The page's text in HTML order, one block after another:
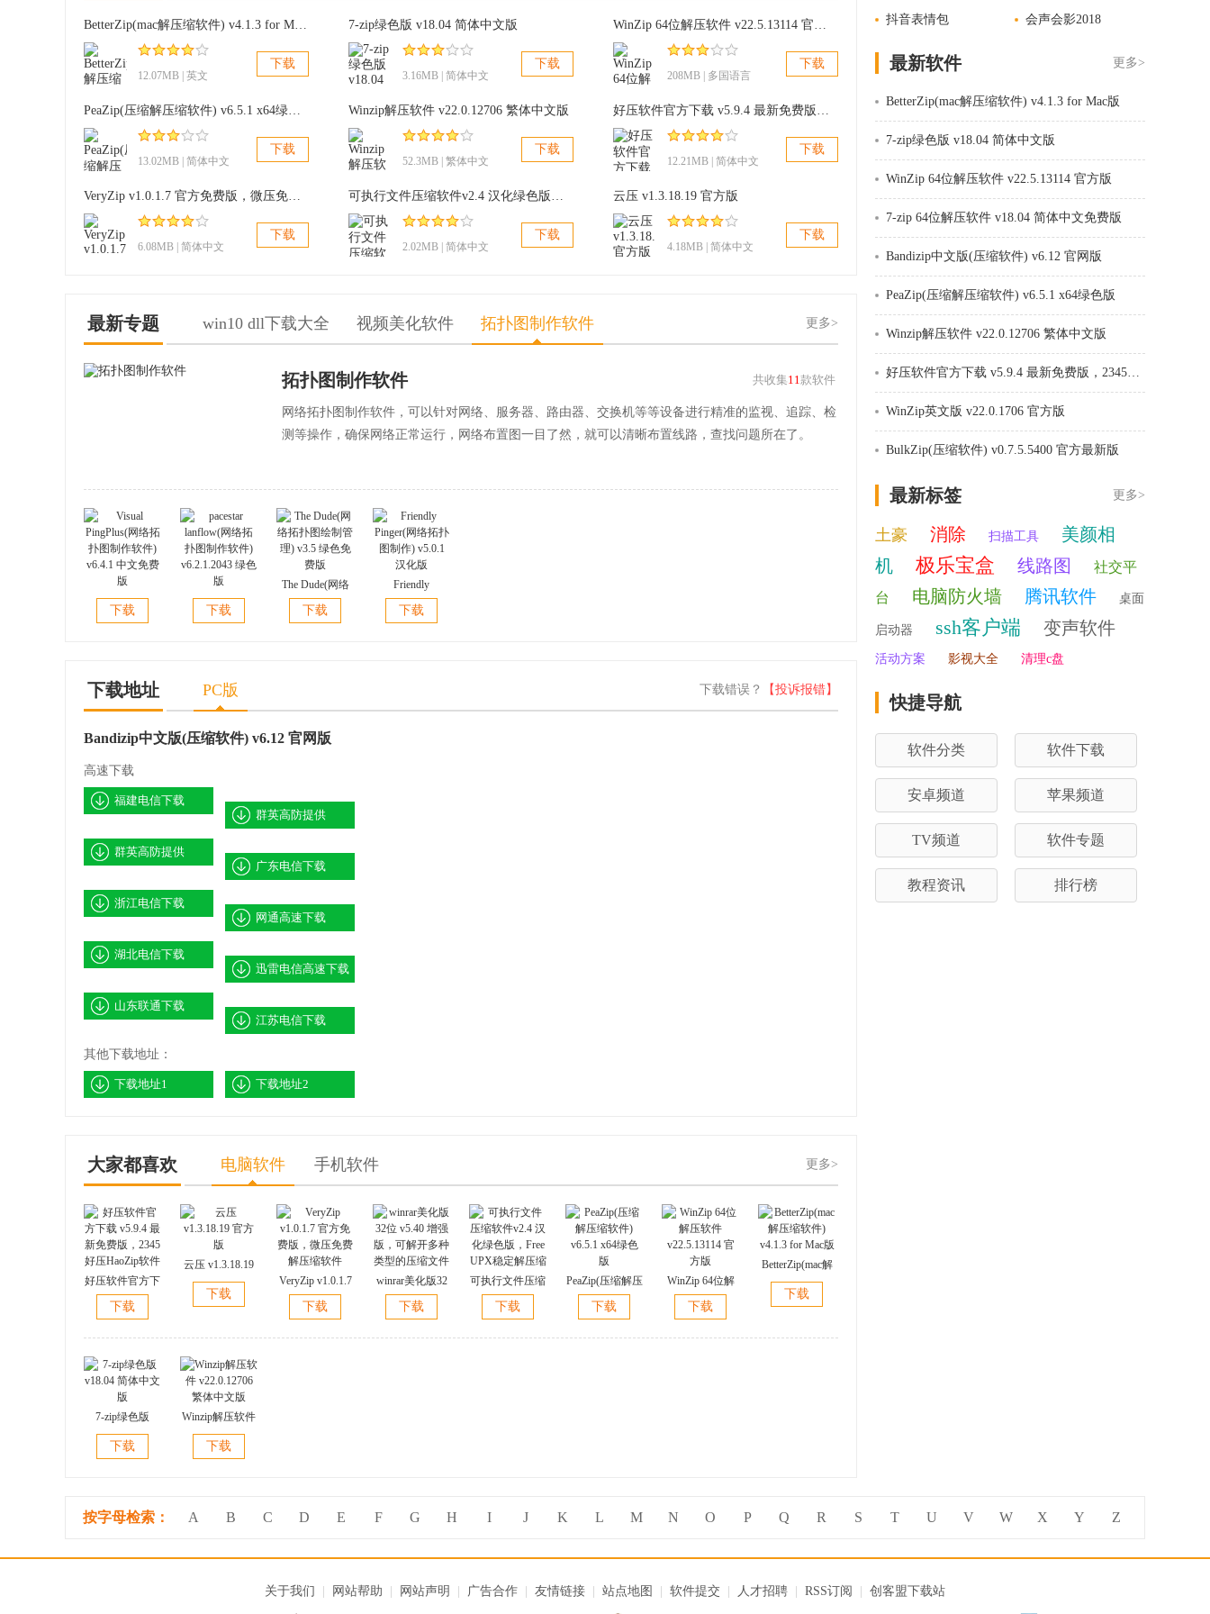
间会节省不少。
Bandizip压缩软件 v5.07更新日志：
1.改善Windows 10的兼容性;
2.对zip格式的文件头增加Unicode的支持;
3.其他 bug 修复。
BetterZip(mac解压缩软件) v4.1.3 for Mac版
12.07MB | 英文
下载
7-zip绿色版 v18.04 简体中文版
3.16MB | 简体中文
下载
WinZip 64位解压软件 v22.5.13114 官方版
208MB | 多国语言
下载
PeaZip(压缩解压缩软件) v6.5.1 x64绿色版
13.02MB | 简体中文
下载
Winzip解压软件 v22.0.12706 繁体中文版
52.3MB | 繁体中文
下载
好压软件官方下载 v5.9.4 最新免费版，2345好压HaoZip软件
12.21MB | 简体中文
下载
VeryZip v1.0.1.7 官方免费版，微压免费解压缩软件
6.08MB | 简体中文
下载
可执行文件压缩软件v2.4 汉化绿色版，Free UPX稳定解压缩
2.02MB | 简体中文
下载
云压 v1.3.18.19 官方版
4.18MB | 简体中文
下载
最新专题 win10 dll下载大全 视频美化软件 拓扑图制作软件 更多>
共收集11款软件
拓扑图制作软件
网络拓扑图制作软件，可以针对网络、服务器、路由器、交换机等等设备进行精准的监视、追踪、检
测等操作，确保网络正常运行，网络布置图一目了然，就可以清晰布置线路，查找问题所在了。
Visual
PingPlus(网络拓
下载
pacestar
lanflow(网络拓
下载
The Dude(网络
拓扑图绘制管
理) v3.5 绿色免
下载
Friendly
Pinger(网络拓扑
图制作) v5.0.1
下载
下载地址 PC版 下载错误？ 【投诉报错】
Bandizip中文版(压缩软件) v6.12 官网版
高速下载
福建电信下载
群英高防提供
群英高防提供
广东电信下载
浙江电信下载
网通高速下载
湖北电信下载
迅雷电信高速下载
山东联通下载
江苏电信下载
其他下载地址：
下载地址1 下载地址2
大家都喜欢 电脑软件 手机软件 更多>
好压软件官方下
载 v5.9.4 最新免
费版，2345好压
下载
云压 v1.3.18.19
官方版
下载
VeryZip v1.0.1.7
官方免费版，微
压免费解压缩软
下载
winrar美化版32
位 v5.40 增强
版，可解开多种
下载
可执行文件压缩
软件v2.4 汉化绿
色版，Free UPX
下载
PeaZip(压缩解压
缩软件) v6.5.1
x64绿色版
下载
WinZip 64位解
压软件
v22.5.13114 官
下载
BetterZip(mac解
压缩软件) v4.1.3
for Mac版
下载
7-zip绿色版
v18.04 简体中文
版
下载
Winzip解压软件
v22.0.12706 繁
体中文版
下载
抖音表情包 会声会影2018
最新软件 更多>
BetterZip(mac解压缩软件) v4.1.3 for Mac版
7-zip绿色版 v18.04 简体中文版
WinZip 64位解压软件 v22.5.13114 官方版
7-zip 64位解压软件 v18.04 简体中文免费版
Bandizip中文版(压缩软件) v6.12 官网版
PeaZip(压缩解压缩软件) v6.5.1 x64绿色版
Winzip解压软件 v22.0.12706 繁体中文版
好压软件官方下载 v5.9.4 最新免费版，2345好压HaoZip软件
WinZip英文版 v22.0.1706 官方版
BulkZip(压缩软件) v0.7.5.5400 官方最新版
最新标签 更多>
土豪 消除 扫描工具
美颜相
机
极乐宝盒 线路图
社交平
台
电脑防火墙 腾讯软件 桌面
启动器 ssh客户端 变声软件
活动方案 影视大全 清理c盘
快捷导航
软件分类 软件下载
安卓频道 苹果频道
TV频道 软件专题
教程资讯 排行榜
按字母检索： A B C D E F G H I J K L M N O P Q R S T U V W X Y Z
关于我们 网站帮助 网站声明 广告合作 友情链接 站点地图 软件提交 人才招聘 RSS订阅 创客盟下载站